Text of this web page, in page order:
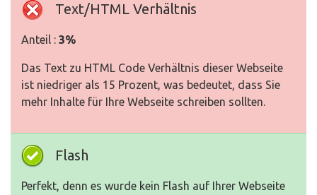
Text/HTML Verhältnis
Anteil : 3%
Das Text zu HTML Code Verhältnis dieser Webseite
ist niedriger als 15 Prozent, was bedeutet, dass Sie
mehr Inhalte für Ihre Webseite schreiben sollten.
Flash
Perfekt, denn es wurde kein Flash auf Ihrer Webseite